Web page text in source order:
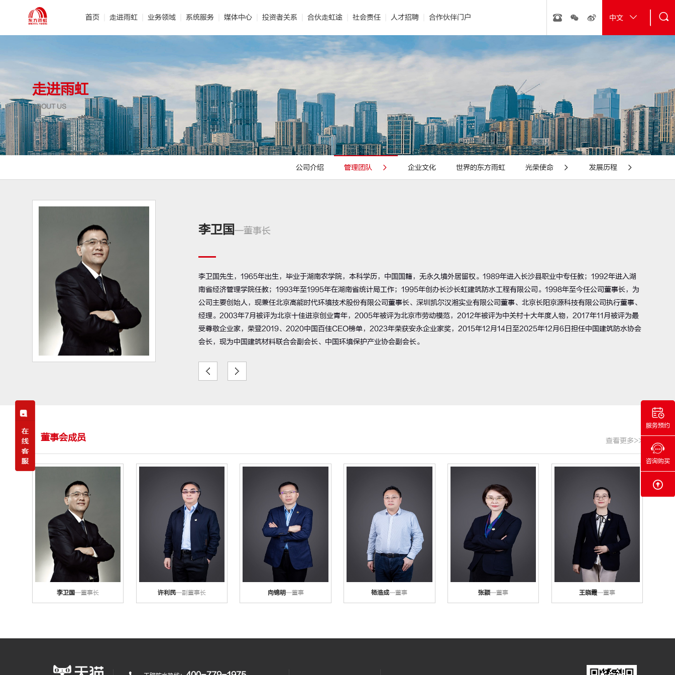
首页 走进雨虹
· 世界的东方雨虹 · 光荣使命 · 发展历程
业务领域
· 非织造布 · 建筑涂料 · 建筑修缮 · 砂浆粉料 · 新能源 · 雨虹管
系统服务
· 标准化施工 · 业务联系 · 供应链平台 · 经典工程
媒体中心
· 技术解读 · 视频合辑 · 电子期刊
投资者关系
· 投资者互动
合伙走虹途 社会责任
· 社会责任报告 · 公益行动
人才招聘 合作伙伴门户 中文
走进雨虹
ABOUT US
公司介绍 管理团队 企业文化 世界的东方雨虹 光荣使命 发展历程
李卫国—董事长
李卫国先生，1965年出生，毕业于湖南农学院，本科学历，中国国籍，无永久境外居留权。1989年进入长沙县职业中专任教；1992年进入湖
南省经济管理学院任教；1993年至1995年在湖南省统计局工作；1995年创办长沙长虹建筑防水工程有限公司。1998年至今任公司董事长，为
公司主要创始人，现兼任北京高能时代环境技术股份有限公司董事长、深圳凯尔汉湘实业有限公司董事、北京长阳京源科技有限公司执行董事、
经理。2003年7月被评为北京十佳进京创业青年，2005年被评为北京市劳动模范，2012年被评为中关村十大年度人物，2017年11月被评为最
受尊敬企业家，荣登2019、2020中国百佳CEO榜单，2023年荣获安永企业家奖，2015年12月14日至2025年12月6日担任中国建筑防水协会
会长，现为中国建筑材料联合会副会长、中国环境保护产业协会副会长。
董事会成员 查看更多>>
李卫国—董事长 许利民—副董事长 向锦明—董事 杨浩成—董事 张颖—董事 王晓霞—董事
服务预约
咨询购买